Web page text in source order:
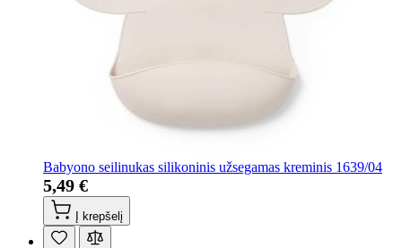
Babyono seilinukas silikoninis užsegamas kreminis 1639/04
5,49 €
Į krepšelį